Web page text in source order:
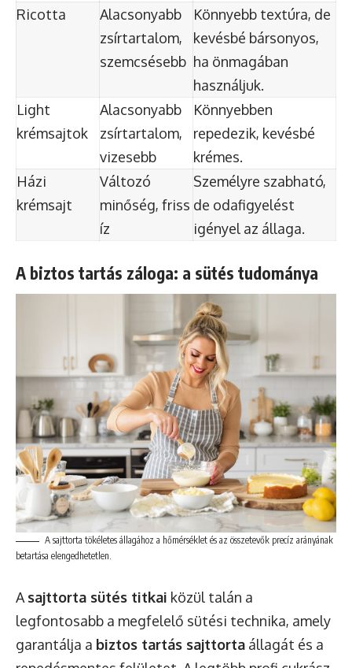
Ricotta
Alacsonyabb
zsírtartalom,
szemcsésebb
Könnyebb textúra, de
kevésbé bársonyos,
ha önmagában
használjuk.
Light
krémsajtok
Alacsonyabb
zsírtartalom,
vizesebb
Könnyebben
repedezik, kevésbé
krémes.
Házi
krémsajt
Változó
minőség, friss
íz
Személyre szabható,
de odafigyelést
igényel az állaga.
A biztos tartás záloga: a sütés tudománya
A sajttorta tökéletes állagához a hőmérséklet és az összetevők precíz arányának
betartása elengedhetetlen.
A sajttorta sütés titkai közül talán a
legfontosabb a megfelelő sütési technika, amely
garantálja a biztos tartás sajttorta állagát és a